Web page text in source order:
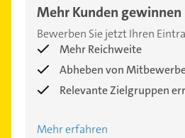
Mehr Kunden gewinnen
Bewerben Sie jetzt Ihren
Mehr Reichweite
Abheben von
Relevante Zielgruppen
Mehr erfahren